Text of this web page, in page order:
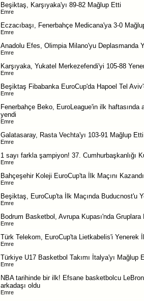
Beşiktaş, Karşıyaka'yı 89-82 Mağlup Etti
Emre
Eczacıbaşı, Fenerbahçe Medicana'ya 3-0
Emre
Anadolu Efes, Olimpia Milano'yu Deplasmanda
Emre
Karşıyaka, Yukatel Merkezefendi'yi 105-88
Emre
Beşiktaş Fibabanka EuroCup'da Hapoel Tel
Emre
Fenerbahçe Beko, EuroLeague'in ilk haftasında
yendi
Emre
Galatasaray, Rasta Vechta'yı 103-91 Mağlup Etti
Emre
1 sayı farkla şampiyon! 37. Cumhurbaşkanlığı
Emre
Bahçeşehir Koleji EuroCup'ta İlk Maçını Kazandı
Emre
Beşiktaş, EuroCup'ta İlk Maçında Buducnost'u
Emre
Bodrum Basketbol, Avrupa Kupası'nda Gruplara
Emre
Türk Telekom, EuroCup'ta Lietkabelis'i Yenerek
Emre
Türkiye U17 Basketbol Takımı İtalya'yı Mağlup
Emre
NBA tarihinde bir ilk! Efsane basketbolcu
arkadaşı oldu
Emre